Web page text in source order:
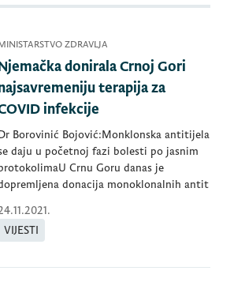
ZDRAVLJA
donirala Crnoj Gori
terapija za
infekcije
Borovinić Bojović:Monklonska antitijela
daju u početnoj fazi bolesti po jasnim
Crnu Goru danas je
donacija monoklonalnih antit
VIJESTI